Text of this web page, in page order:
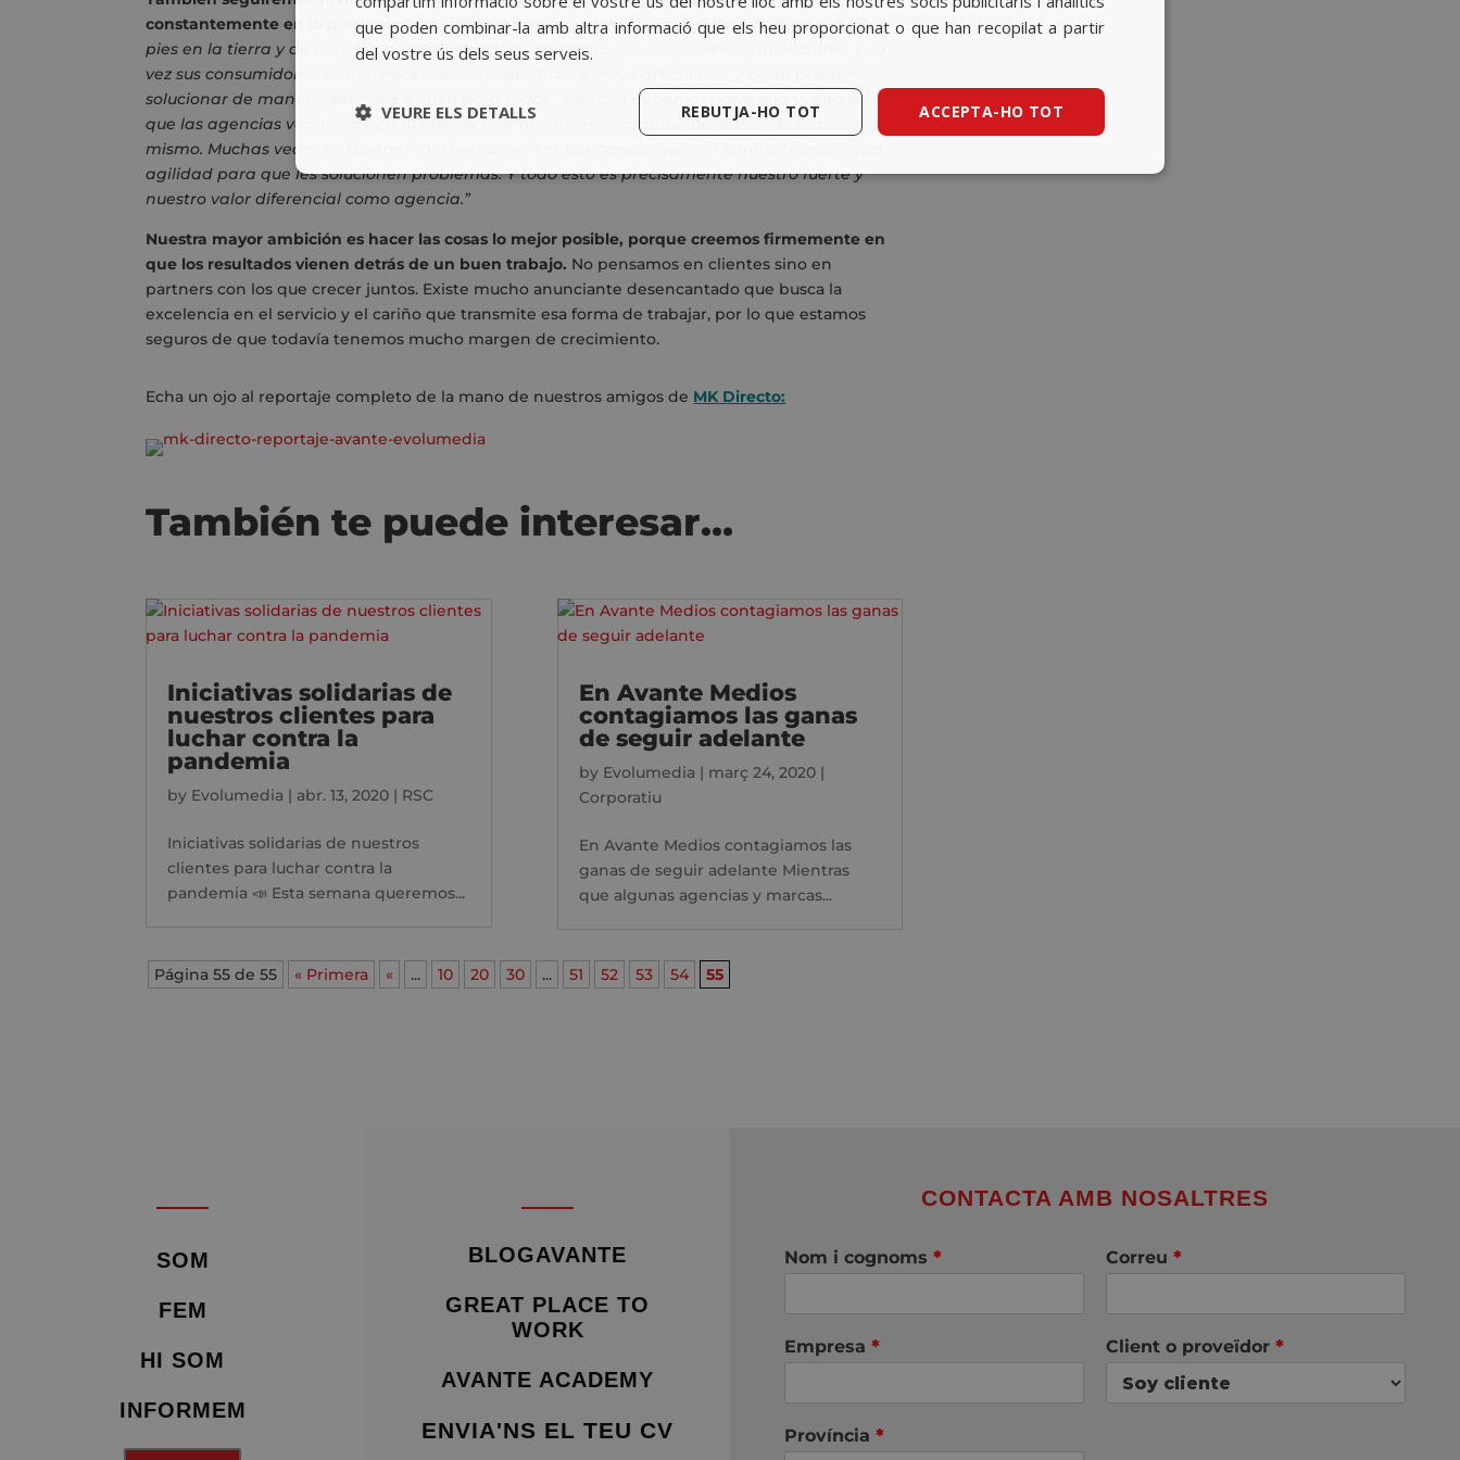
constantemente en lo que necesitan ahora mismo nuestros clientes. “Pero siempre con los
pies en la tierra y de manera personalizada, porque cada uno de nuestros anunciantes, y su
vez sus consumidores, tienen necesidades específicas y muy particulares, y no se pueden
solucionar de manera genérica e igual para todos. Y es que debemos darle una vuelta a lo
que las agencias vendemos y a lo que los clientes quieren comprar, porque a veces no es lo
mismo. Muchas veces no quieren solo herramientas o procesos, quieren cariño, tranquilidad,
agilidad para que les solucionen problemas. Y todo esto es precisamente nuestro fuerte y
nuestro valor diferencial como agencia.”
Nuestra mayor ambición es hacer las cosas lo mejor posible, porque creemos firmemente en
que los resultados vienen detrás de un buen trabajo. No pensamos en clientes sino en
partners con los que crecer juntos. Existe mucho anunciante desencantado que busca la
excelencia en el servicio y el cariño que transmite esa forma de trabajar, por lo que estamos
seguros de que todavía tenemos mucho margen de crecimiento.
Echa un ojo al reportaje completo de la mano de nuestros amigos de MK Directo:
También te puede interesar…
Iniciativas solidarias de
nuestros clientes para
luchar contra la
pandemia
by Evolumedia | abr. 13, 2020 | RSC
Iniciativas solidarias de nuestros
clientes para luchar contra la
pandemia 📣 Esta semana queremos...
En Avante Medios
contagiamos las ganas
de seguir adelante
by Evolumedia | març 24, 2020|
Corporatiu
En Avante Medios contagiamos las
ganas de seguir adelante Mientras
que algunas agencias y marcas...
Página 55 de 55 « Primera « ... 10 20 30 ... 51 52 53 54 55
SOM
FEM
HI SOM
INFORMEM
BLOGAVANTE
GREAT PLACE TO
WORK
AVANTE ACADEMY
ENVIA'NS EL TEU CV
CONTACTA AMB NOSALTRES
Nom i cognoms * Correu *
Empresa * Client o proveïdor *
Província *
BASQUE
que poden combinar-la amb altra informació que els heu proporcionat o que han recopilat a partir
del vostre ús dels seus serveis.
ACCEPTA-HO TOT
REBUTJA-HO TOT
VEURE ELS DETALLS